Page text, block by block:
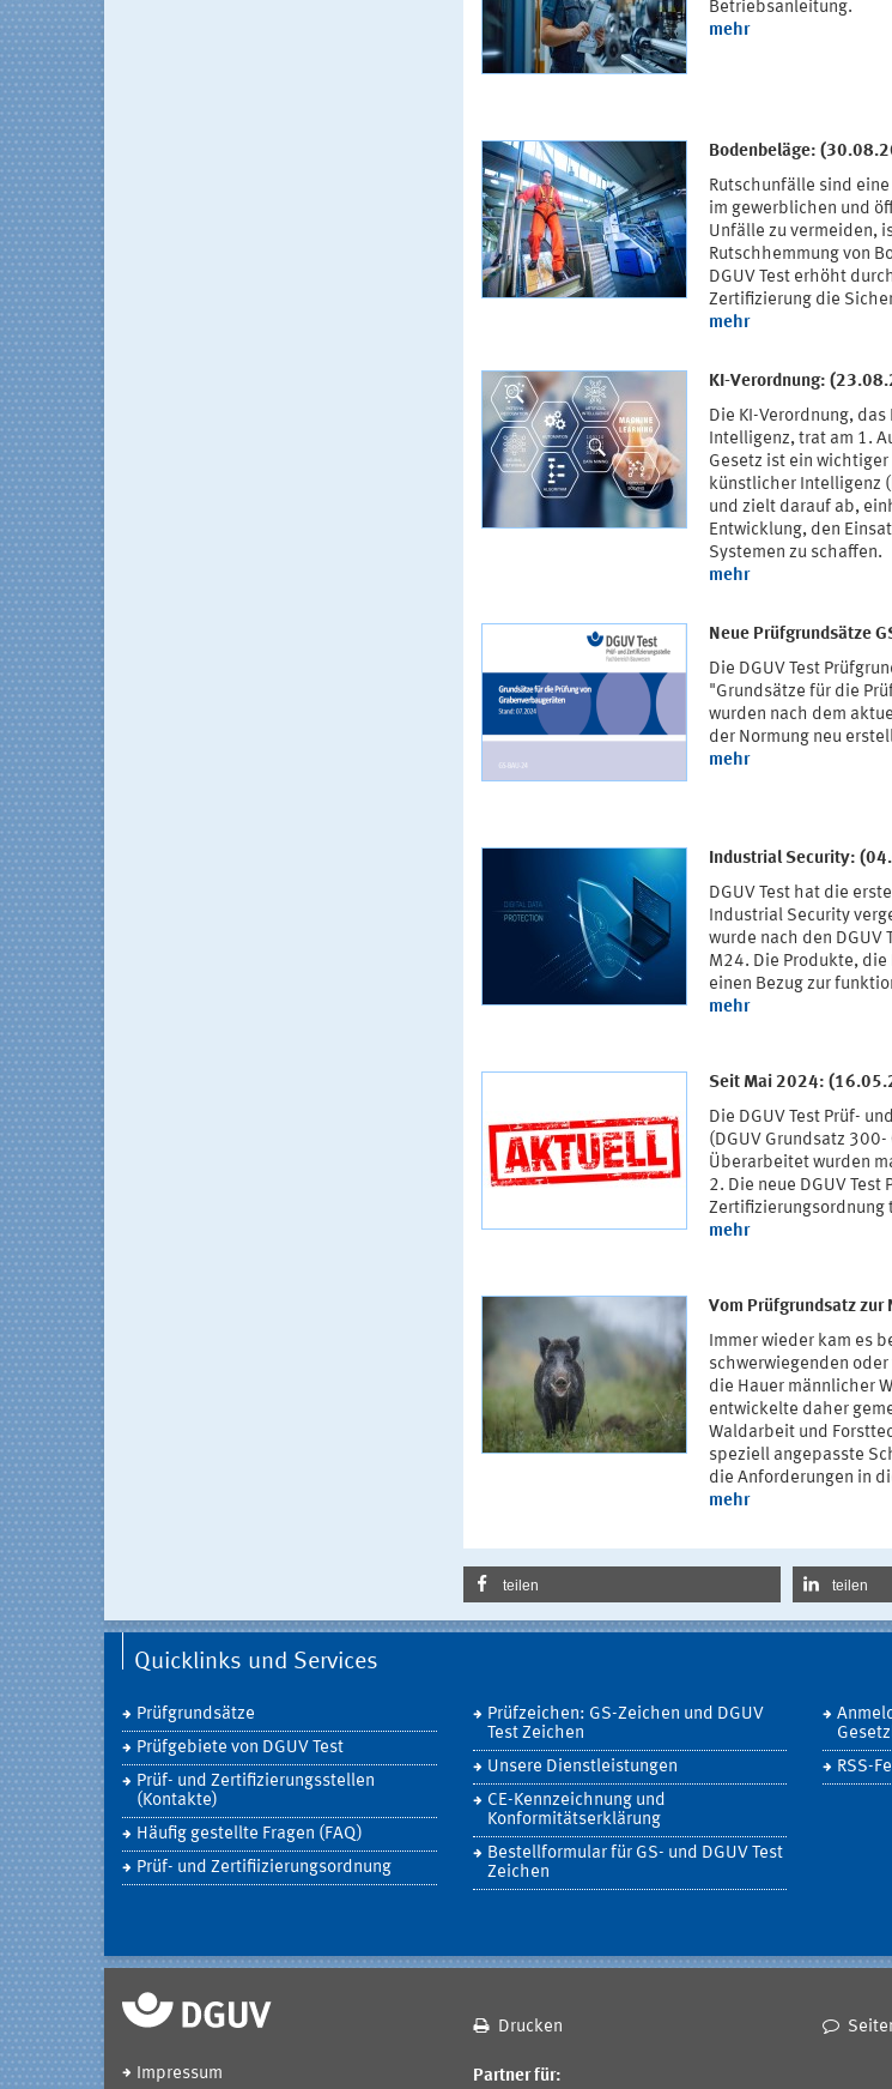
Betriebsanleitung.
mehr
Bodenbeläge:
Rutschunfälle sind
im gewerblichen und
Unfälle zu vermeiden,
Rutschhemmung von
DGUV Test erhöht
Zertifizierung die
mehr
KI-Verordnung:
Die KI-Verordnung,
Intelligenz, trat am 1.
Gesetz ist ein
künstlicher Intelligenz
und zielt darauf ab,
Entwicklung, den
Systemen zu schaffen.
mehr
Neue Prüfgrundsätze
Die DGUV Test
"Grundsätze für die
wurden nach dem
der Normung neu
mehr
Industrial Security:
DGUV Test hat die
Industrial Security
wurde nach den DGUV
M24. Die Produkte, die
einen Bezug zur
mehr
Seit Mai 2024:
Die DGUV Test Prüf-
(DGUV Grundsatz
Überarbeitet wurden
2. Die neue DGUV Test
mehr
Vom Prüfgrundsatz
Immer wieder kam es
schwerwiegenden
die Hauer männlicher
entwickelte daher
Waldarbeit und
speziell angepasste
die Anforderungen in
mehr
teilen teilen
Quicklinks und Services
Prüfgrundsätze
Prüfgebiete von DGUV Test
Prüf- und Zertifizierungsstellen
(Kontakte)
Häufig gestellte Fragen (FAQ)
Prüf- und Zertifiizierungsordnung
Prüfzeichen: GS-Zeichen und DGUV
Test Zeichen
Unsere Dienstleistungen
CE-Kennzeichnung und
Konformitätserklärung
Bestellformular für GS- und DGUV Test
Zeichen
RSS-
Drucken
Impressum Partner für: